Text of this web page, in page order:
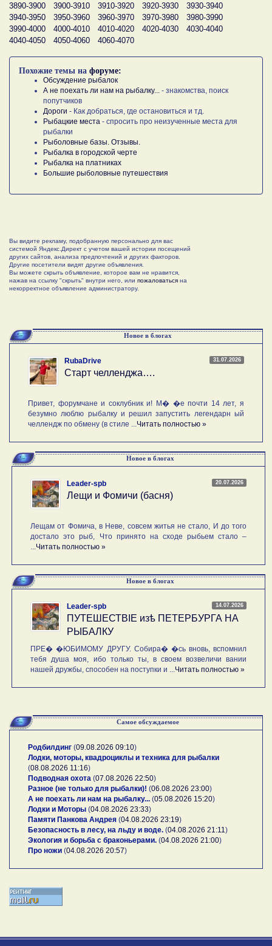
3890-3900
3900-3910 3910-3920 3920-3930
3930-3940
3940-3950
3950-3960 3960-3970 3970-3980
3980-3990
3990-4000
4000-4010 4010-4020 4020-4030
4030-4040
4040-4050
4050-4060 4060-4070
Похожие темы на форуме:
Обсуждение рыбалок
А не поехать ли нам на рыбалку... - знакомства, поиск
попутчиков
Дороги - Как добраться, где остановиться и тд.
Рыбацкие места - спросить про неизученные места для
рыбалки
Рыболовные базы. Отзывы.
Рыбалка в городской черте
Рыбалка на платниках
Большие рыболовные путешествия
Вы видите рекламу, подобранную персонально для вас
системой Яндекс.Директ с учетом вашей истории посещений
других сайтов, анализа предпочтений и других факторов.
Другие посетители видят другие объявления.
Вы можете скрыть объявление, которое вам не нравится,
нажав на ссылку "скрыть" внутри него, или пожаловаться на
некорректное объявление администратору.
Новое в блогах
31.07.2026
RubaDrive
Старт челленджа….
Привет, форумчане и соклубник и! М� �е почти 14 лет, я
безумно люблю рыбалку и решил запустить легендарн ый
челлендж по обмену (в стиле ...Читать полностью »
Новое в блогах
20.07.2026
Leader-spb
Лещи и Фомичи (басня)
Лещам от Фомича, в Неве, совсем житья не стало, И до того
достало это рыб, Что принято на сходе рыбьем стало –
...Читать полностью »
Новое в блогах
14.07.2026
Leader-spb
ПУТЕШЕСТВIE изѣ ПЕТЕРБУРГА НА
РЫБАЛКУ
ПРЕ� �ЮБИМОМУ ДРУГУ. Собира� �сь вновь, вспомнил
тебя душа моя, ибо только ты, в своем возвеличи вании
нашей дружбы, способен на поступки и ...Читать полностью »
Самое обсуждаемое
Родбилдинг (09.08.2026 09:10)
Лодки, моторы, квадроциклы и техника для рыбалки
(08.08.2026 11:16)
Подводная охота (07.08.2026 22:50)
Разное (не только для рыбалки)! (06.08.2026 23:00)
А не поехать ли нам на рыбалку... (05.08.2026 15:20)
Лодки и Моторы (04.08.2026 23:33)
Памяти Панкова Андрея (04.08.2026 23:19)
Безопасность в лесу, на льду и воде. (04.08.2026 21:11)
Экология и борьба с браконьерами. (04.08.2026 21:00)
Про ножи (04.08.2026 20:57)